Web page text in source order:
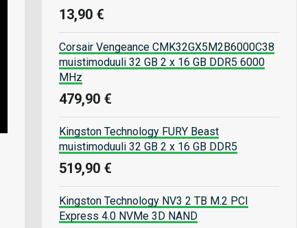
13,90 €
Corsair Vengeance CMK32GX5M2B6000C38
muistimoduuli 32 GB 2 x 16 GB DDR5 6000
MHz
479,90 €
Kingston Technology FURY Beast
muistimoduuli 32 GB 2 x 16 GB DDR5
519,90 €
Kingston Technology NV3 2 TB M.2 PCI
Express 4.0 NVMe 3D NAND